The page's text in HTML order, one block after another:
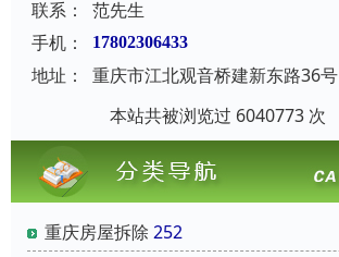
联系：
范先生
手机：
17802306433
地址：
重庆市江北观音桥建新东路36号
本站共被浏览过 6040773 次
重庆房屋拆除 252